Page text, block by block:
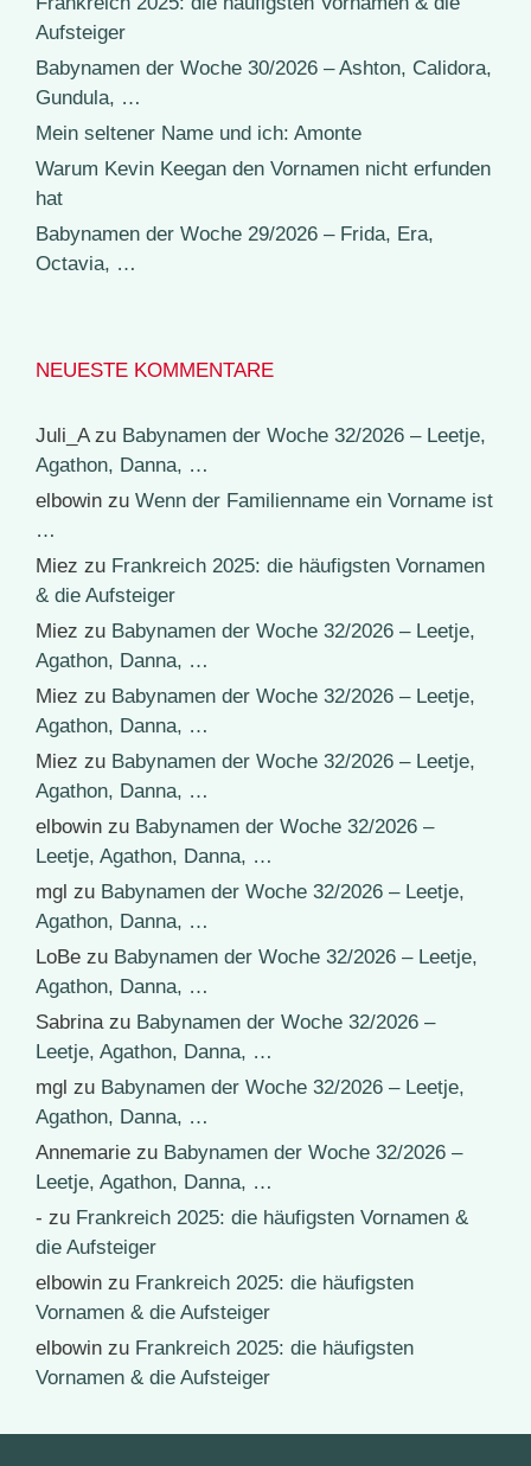
Aufsteiger
Babynamen der Woche 30/2026 – Ashton, Calidora,
Gundula, …
Mein seltener Name und ich: Amonte
Warum Kevin Keegan den Vornamen nicht erfunden
hat
Babynamen der Woche 29/2026 – Frida, Era,
Octavia, …
NEUESTE KOMMENTARE
Juli_Azu Babynamen der Woche 32/2026 – Leetje,
Agathon, Danna, …
elbowin zu Wenn der Familienname ein Vorname ist
…
Miez zu Frankreich 2025: die häufigsten Vornamen
& die Aufsteiger
Miez zu Babynamen der Woche 32/2026 – Leetje,
Agathon, Danna, …
Miez zu Babynamen der Woche 32/2026 – Leetje,
Agathon, Danna, …
Miez zu Babynamen der Woche 32/2026 – Leetje,
Agathon, Danna, …
elbowin zu Babynamen der Woche 32/2026 –
Leetje, Agathon, Danna, …
mgl zu Babynamen der Woche 32/2026 – Leetje,
Agathon, Danna, …
LoBe zu Babynamen der Woche 32/2026 – Leetje,
Agathon, Danna, …
Sabrinazu Babynamen der Woche 32/2026 –
Leetje, Agathon, Danna, …
mgl zu Babynamen der Woche 32/2026 – Leetje,
Agathon, Danna, …
Annemarie zu Babynamen der Woche 32/2026 –
Leetje, Agathon, Danna, …
- zu Frankreich 2025: die häufigsten Vornamen &
die Aufsteiger
elbowin zu Frankreich 2025: die häufigsten
Vornamen & die Aufsteiger
elbowin zu Frankreich 2025: die häufigsten
Vornamen & die Aufsteiger